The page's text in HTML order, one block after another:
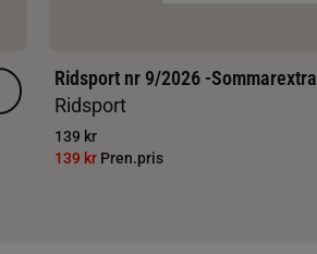
Ridsport nr 9/2026 -Sommarextra
Ridsport
139 kr
139 kr Pren.pris